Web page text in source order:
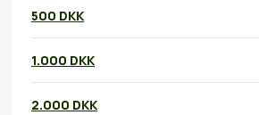
500 DKK
1.000 DKK
2.000 DKK